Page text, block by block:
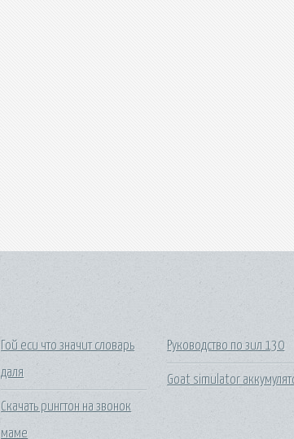
Гой еси что значит словарь
даля
Скачать рингтон на звонок
маме
Руководство по зил 130
Goat simulator